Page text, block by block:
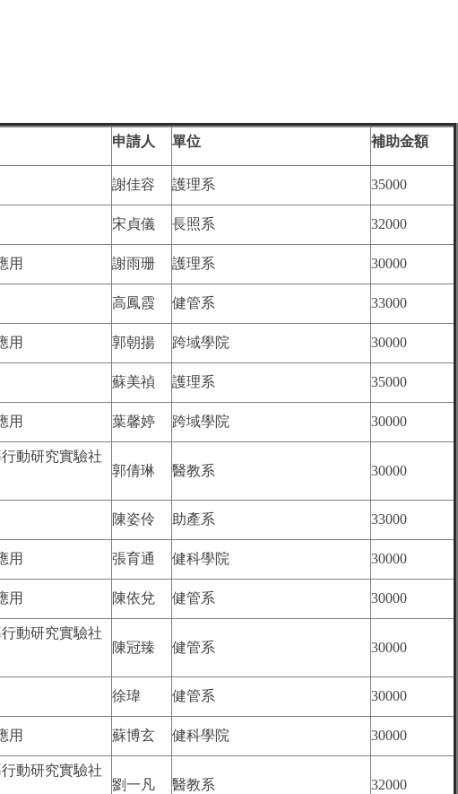
申請人 單位 補助金額
謝佳容 護理系 35000
宋貞儀 長照系 32000
用 謝雨珊 護理系 30000
高鳳霞 健管系 33000
用 郭朝揚 跨域學院 30000
蘇美禎 護理系 35000
用 葉馨婷 跨域學院 30000
動研究實驗社
郭倩琳 醫教系 30000
陳姿伶 助產系 33000
用 張育通 健科學院 30000
用 陳依兌 健管系 30000
動研究實驗社
陳冠臻 健管系 30000
徐瑋 健管系 30000
用 蘇博玄 健科學院 30000
動研究實驗社
劉一凡 醫教系 32000